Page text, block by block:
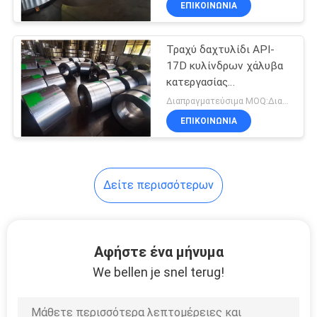
Σφυρηλατημένα
κενά ροδών
Κενά χάλυβα
ΕΠΙΚΟΙΝΩΝΊΑ
Τραχύ δαχτυλίδι API-
17D κυλίνδρων χάλυβα
κατεργασίας
σφυρηλατημένο
14000Kg για μηχανικό
Διαπραγματεύσιμα MOQ:Διαπραγματεύσιμος
ΕΠΙΚΟΙΝΩΝΊΑ
Δείτε περισσότερων
Αφήστε ένα μήνυμα
We bellen je snel terug!